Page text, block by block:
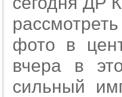
фото в
вчера в
сильный